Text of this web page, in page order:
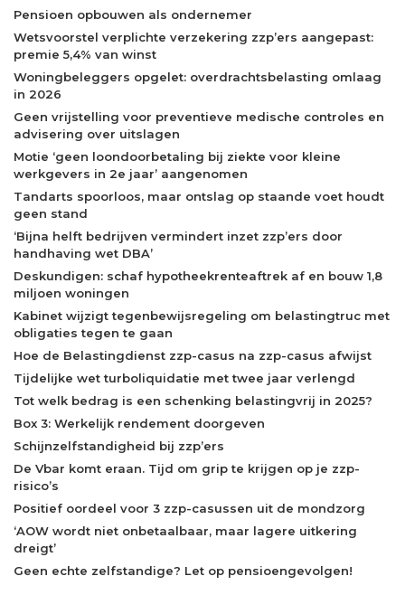
Pensioen opbouwen als ondernemer
Wetsvoorstel verplichte verzekering zzp’ers aangepast:
premie 5,4% van winst
Woningbeleggers opgelet: overdrachtsbelasting omlaag
in 2026
Geen vrijstelling voor preventieve medische controles en
advisering over uitslagen
Motie ‘geen loondoorbetaling bij ziekte voor kleine
werkgevers in 2e jaar’ aangenomen
Tandarts spoorloos, maar ontslag op staande voet houdt
geen stand
‘Bijna helft bedrijven vermindert inzet zzp’ers door
handhaving wet DBA’
Deskundigen: schaf hypotheekrenteaftrek af en bouw 1,8
miljoen woningen
Kabinet wijzigt tegenbewijsregeling om belastingtruc met
obligaties tegen te gaan
Hoe de Belastingdienst zzp-casus na zzp-casus afwijst
Tijdelijke wet turboliquidatie met twee jaar verlengd
Tot welk bedrag is een schenking belastingvrij in 2025?
Box 3: Werkelijk rendement doorgeven
Schijnzelfstandigheid bij zzp’ers
De Vbar komt eraan. Tijd om grip te krijgen op je zzp-
risico’s
Positief oordeel voor 3 zzp-casussen uit de mondzorg
‘AOW wordt niet onbetaalbaar, maar lagere uitkering
dreigt’
Geen echte zelfstandige? Let op pensioengevolgen!